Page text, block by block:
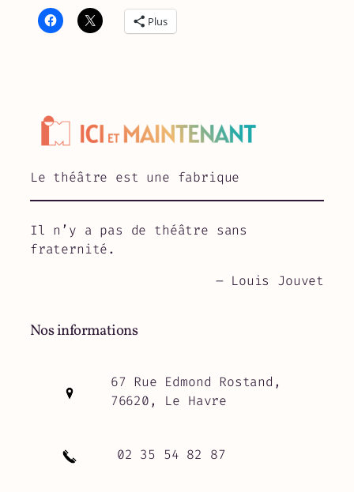
Plus
Le théâtre est une fabrique
Il n’y a pas de théâtre sans
fraternité.
– Louis Jouvet
Nos informations
67 Rue Edmond Rostand,
76620, Le Havre
02 35 54 82 87